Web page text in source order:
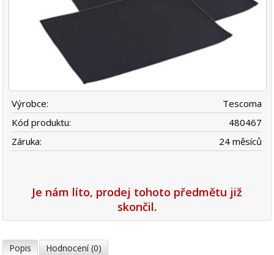
Výrobce:
Tescoma
Kód produktu:
480467
Záruka:
24 měsíců
Je nám líto, prodej tohoto předmětu již
skončil.
Popis Hodnocení (0)